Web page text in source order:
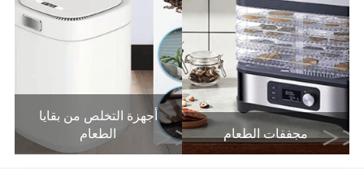
مجففات الطعام
أجهزة التخلص من بقايا
الطعام